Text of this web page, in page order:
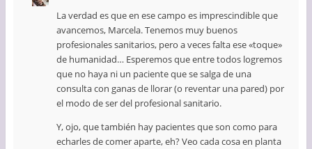
La verdad es que en ese campo es imprescindible que
avancemos, Marcela. Tenemos muy buenos
profesionales sanitarios, pero a veces falta ese «toque»
de humanidad… Esperemos que entre todos logremos
que no haya ni un paciente que se salga de una
consulta con ganas de llorar (o reventar una pared) por
el modo de ser del profesional sanitario.
Y, ojo, que también hay pacientes que son como para
echarles de comer aparte, eh? Veo cada cosa en planta